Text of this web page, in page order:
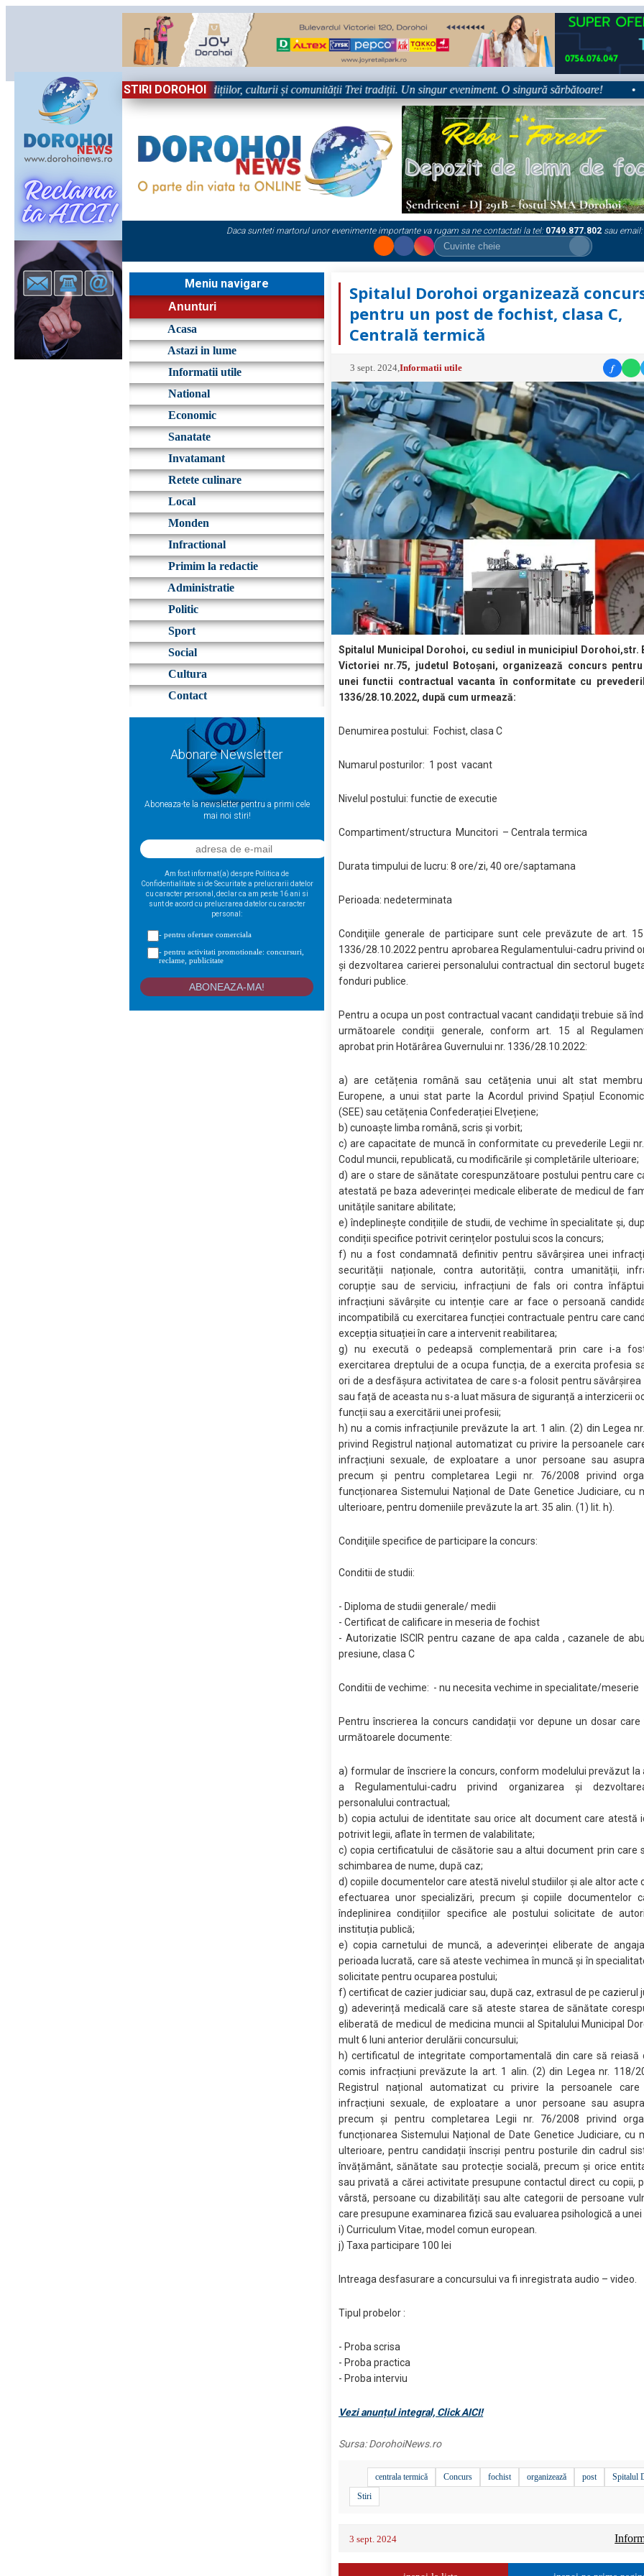
STIRI DOROHOI
– trei zile dedicate tradițiilor, culturii și comunității Trei tradiții. Un singur eveniment. O singură sărbătoare! •
Daca sunteti martorul unor evenimente importante va rugam sa ne contactati la tel: 0749.877.802 sau email:
Meniu navigare
Anunturi
Acasa
Astazi in lume
Informatii utile
National
Economic
Sanatate
Invatamant
Retete culinare
Local
Monden
Infractional
Primim la redactie
Administratie
Politic
Sport
Social
Cultura
Contact
Abonare Newsletter
Aboneaza-te la newsletter pentru a primi cele
mai noi stiri!
Am fost informat(a) despre Politica de
Confidentialitate si de Securitate a prelucrarii datelor
cu caracter personal, declar ca am peste 16 ani si
sunt de acord cu prelucrarea datelor cu caracter
personal:
- pentru ofertare comerciala
- pentru activitati promotionale: concursuri,
reclame, publicitate
Spitalul Dorohoi organizează
pentru un post de fochist, clasa C,
Centrală termică
3 sept. 2024 ,Informatii utile f
Spitalul Municipal Dorohoi, cu sediul in municipiul Dorohoi,str.
Victoriei nr.75, judetul Botoșani, organizează concurs pentru
unei functii contractual vacanta în conformitate cu
1336/28.10.2022, după cum urmează:
Denumirea postului: Fochist, clasa C
Numarul posturilor: 1 post vacant
Nivelul postului: functie de executie
Compartiment/structura Muncitori – Centrala termica
Durata timpului de lucru: 8 ore/zi, 40 ore/saptamana
Perioada: nedeterminata
Condiţiile generale de participare sunt cele prevăzute de art. 15
1336/28.10.2022 pentru aprobarea Regulamentului-cadru privind
și dezvoltarea carierei personalului contractual din sectorul
fonduri publice.
Pentru a ocupa un post contractual vacant candidaţii trebuie să
următoarele condiţii generale, conform art. 15 al
aprobat prin Hotărârea Guvernului nr. 1336/28.10.2022:
a) are cetățenia română sau cetățenia unui alt stat membru
Europene, a unui stat parte la Acordul privind Spațiul
(SEE) sau cetățenia Confederației Elvețiene;
b) cunoaște limba română, scris și vorbit;
c) are capacitate de muncă în conformitate cu prevederile Legii
Codul muncii, republicată, cu modificările și completările ulterioare;
d) are o stare de sănătate corespunzătoare postului pentru care
atestată pe baza adeverinței medicale eliberate de medicul de
unitățile sanitare abilitate;
e) îndeplinește condițiile de studii, de vechime în specialitate și,
condiții specifice potrivit cerințelor postului scos la concurs;
f) nu a fost condamnată definitiv pentru săvârșirea unei
securității naționale, contra autorității, contra umanității,
corupție sau de serviciu, infracțiuni de fals ori contra
infracțiuni săvârșite cu intenție care ar face o persoană
incompatibilă cu exercitarea funcției contractuale pentru care
excepția situației în care a intervenit reabilitarea;
g) nu execută o pedeapsă complementară prin care i-a
exercitarea dreptului de a ocupa funcția, de a exercita profesia
ori de a desfășura activitatea de care s-a folosit pentru
sau față de aceasta nu s-a luat măsura de siguranță a interzicerii
funcții sau a exercitării unei profesii;
h) nu a comis infracțiunile prevăzute la art. 1 alin. (2) din Legea
privind Registrul național automatizat cu privire la persoanele
infracțiuni sexuale, de exploatare a unor persoane sau
precum și pentru completarea Legii nr. 76/2008 privind
funcționarea Sistemului Național de Date Genetice Judiciare, cu
ulterioare, pentru domeniile prevăzute la art. 35 alin. (1) lit. h).
Condiţiile specifice de participare la concurs:
Conditii de studii:
- Diploma de studii generale/ medii
- Certificat de calificare in meseria de fochist
- Autorizatie ISCIR pentru cazane de apa calda , cazanele de
presiune, clasa C
Conditii de vechime: - nu necesita vechime in specialitate/meserie
Pentru înscrierea la concurs candidații vor depune un dosar care
următoarele documente:
a) formular de înscriere la concurs, conform modelului prevăzut la
a Regulamentului-cadru privind organizarea și
personalului contractual;
b) copia actului de identitate sau orice alt document care atestă
potrivit legii, aflate în termen de valabilitate;
c) copia certificatului de căsătorie sau a altui document prin care
schimbarea de nume, după caz;
d) copiile documentelor care atestă nivelul studiilor și ale altor acte
efectuarea unor specializări, precum și copiile documentelor
îndeplinirea condițiilor specifice ale postului solicitate de
instituția publică;
e) copia carnetului de muncă, a adeverinței eliberate de
perioada lucrată, care să ateste vechimea în muncă și în
solicitate pentru ocuparea postului;
f) certificat de cazier judiciar sau, după caz, extrasul de pe cazierul
g) adeverință medicală care să ateste starea de sănătate
eliberată de medicul de medicina muncii al Spitalului Municipal
mult 6 luni anterior derulării concursului;
h) certificatul de integritate comportamentală din care să reiasă
comis infracțiuni prevăzute la art. 1 alin. (2) din Legea nr. 118/
Registrul național automatizat cu privire la persoanele
infracțiuni sexuale, de exploatare a unor persoane sau
precum și pentru completarea Legii nr. 76/2008 privind
funcționarea Sistemului Național de Date Genetice Judiciare, cu
ulterioare, pentru candidații înscriși pentru posturile din cadrul
învățământ, sănătate sau protecție socială, precum și orice
sau privată a cărei activitate presupune contactul direct cu copii,
vârstă, persoane cu dizabilități sau alte categorii de persoane
care presupune examinarea fizică sau evaluarea psihologică a unei
i) Curriculum Vitae, model comun european.
j) Taxa participare 100 lei
Intreaga desfasurare a concursului va fi inregistrata audio – video.
Tipul probelor :
- Proba scrisa
- Proba practica
- Proba interviu
Vezi anunțul integral, Click AICI!
Sursa:DorohoiNews.ro
centrala termică Concurs fochist organizează post
Spitalul
Stiri
3 sept. 2024